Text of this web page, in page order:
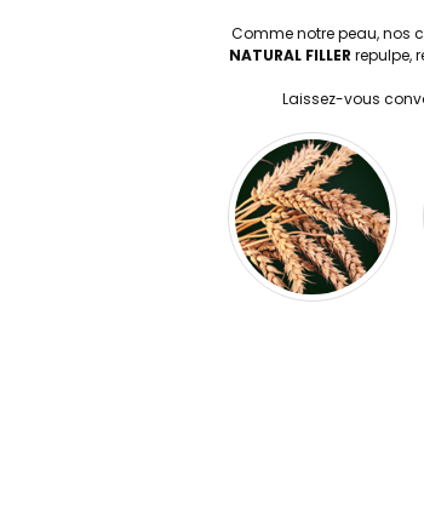
Comme notre peau, nos
NATURAL FILLER repulpe,
Laissez-vous